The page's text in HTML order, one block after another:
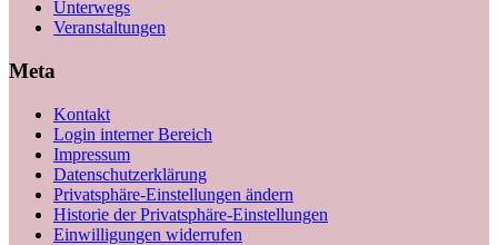
Unterwegs
Veranstaltungen
Meta
Kontakt
Login interner Bereich
Impressum
Datenschutzerklärung
Privatsphäre-Einstellungen ändern
Historie der Privatsphäre-Einstellungen
Einwilligungen widerrufen